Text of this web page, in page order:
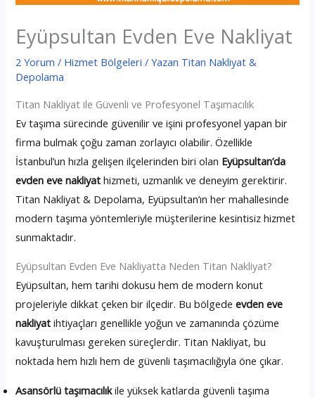
Eyüpsultan Evden Eve Nakliyat
2 Yorum / Hizmet Bölgeleri / Yazan Titan Nakliyat &
Depolama
Titan Nakliyat ile Güvenli ve Profesyonel Taşımacılık
Ev taşıma sürecinde güvenilir ve işini profesyonel yapan bir
firma bulmak çoğu zaman zorlayıcı olabilir. Özellikle
İstanbul’un hızla gelişen ilçelerinden biri olan Eyüpsultan’da
evden eve nakliyat hizmeti, uzmanlık ve deneyim gerektirir.
Titan Nakliyat & Depolama, Eyüpsultan’ın her mahallesinde
modern taşıma yöntemleriyle müşterilerine kesintisiz hizmet
sunmaktadır.
Eyüpsultan Evden Eve Nakliyatta Neden Titan Nakliyat?
Eyüpsultan, hem tarihi dokusu hem de modern konut
projeleriyle dikkat çeken bir ilçedir. Bu bölgedeevden eve
nakliyat ihtiyaçları genellikle yoğun ve zamanında çözüme
kavuşturulması gereken süreçlerdir. Titan Nakliyat, bu
noktada hem hızlı hem de güvenli taşımacılığıyla öne çıkar.
Asansörlü taşımacılıkile yüksek katlarda güvenli taşıma